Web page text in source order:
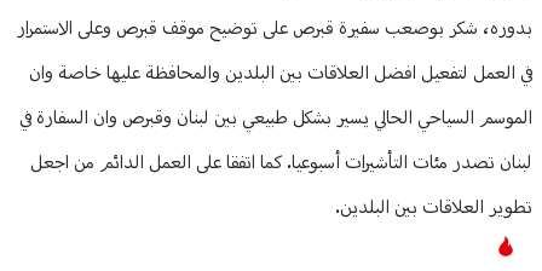
بدوره، شكر بوصعب سفيرة قبرص على توضيح موقف قبرص وعلى الاستمرار
في العمل لتفعيل افضل العلاقات بين البلدين والمحافظة عليها خاصة وان
الموسم السياحي الحالي يسير بشكل طبيعي بين لبنان وقبرص وان السفارة في
لبنان تصدر مئات التأشيرات أسبوعيا. كما اتفقا على العمل الدائم من اجعل
تطوير العلاقات بين البلدين.